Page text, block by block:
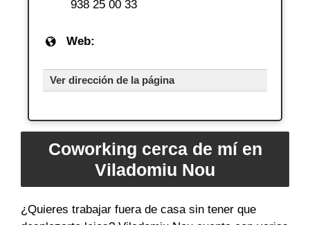
938 25 00 33
Web:
Ver dirección de la página
Coworking cerca de mí en
Viladomiu Nou
¿Quieres trabajar fuera de casa sin tener que